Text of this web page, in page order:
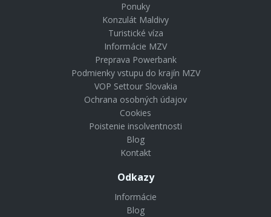
Ponuky
Konzulát Maldivy
Turistické víza
Informácie MZV
Preprava Powerbank
Podmienky vstupu do krajín MZV
VOP Settour Slovakia
Ochrana osobných údajov
Cookies
Poistenie insolventnosti
Blog
Kontakt
Odkazy
Informácie
Blog